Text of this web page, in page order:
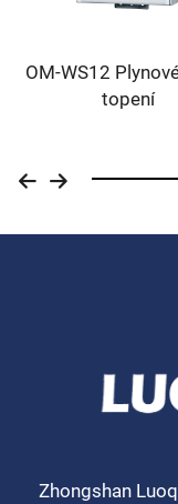
OM-WS12
topení
Zhongshan